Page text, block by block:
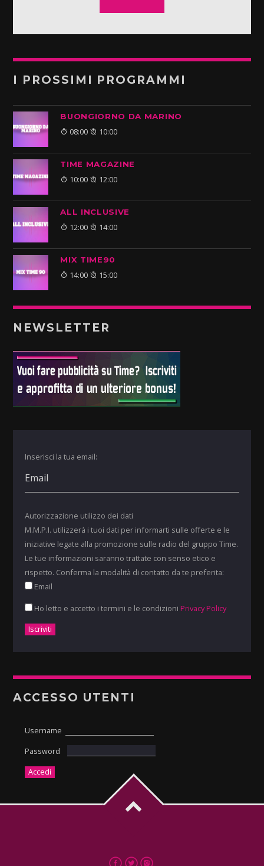
I PROSSIMI PROGRAMMI
BUONGIORNO DA MARINO
08:00 10:00
TIME MAGAZINE
10:00 12:00
ALL INCLUSIVE
12:00 14:00
MIX TIME90
14:00 15:00
NEWSLETTER
Inserisci la tua email:
Autorizzazione utilizzo dei dati
M.M.P.I. utilizzerà i tuoi dati per informarti sulle offerte e le
iniziative legate alla promozione sulle radio del gruppo Time.
Le tue informazioni saranno trattate con senso etico e
rispetto. Conferma la modalità di contatto da te preferita:
Email
Ho letto e accetto i termini e le condizioni Privacy Policy
ACCESSO UTENTI
Username
Password